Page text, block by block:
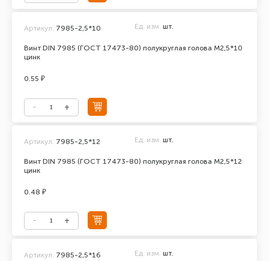
Винт DIN 7985 (ГОСТ 17473-80) полукруглая голова М2,5*10
цинк
Артикул: 7985-2,5*10 Ед. изм. шт.
0.55 ₽
Винт DIN 7985 (ГОСТ 17473-80) полукруглая голова М2,5*12
цинк
Артикул: 7985-2,5*12 Ед. изм. шт.
0.48 ₽
Артикул: 7985-2,5*16 Ед. изм. шт.